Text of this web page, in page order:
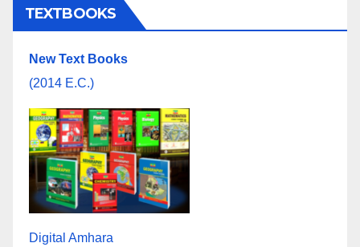
TEXTBOOKS
New Text Books
(2014 E.C.)
Digital Amhara